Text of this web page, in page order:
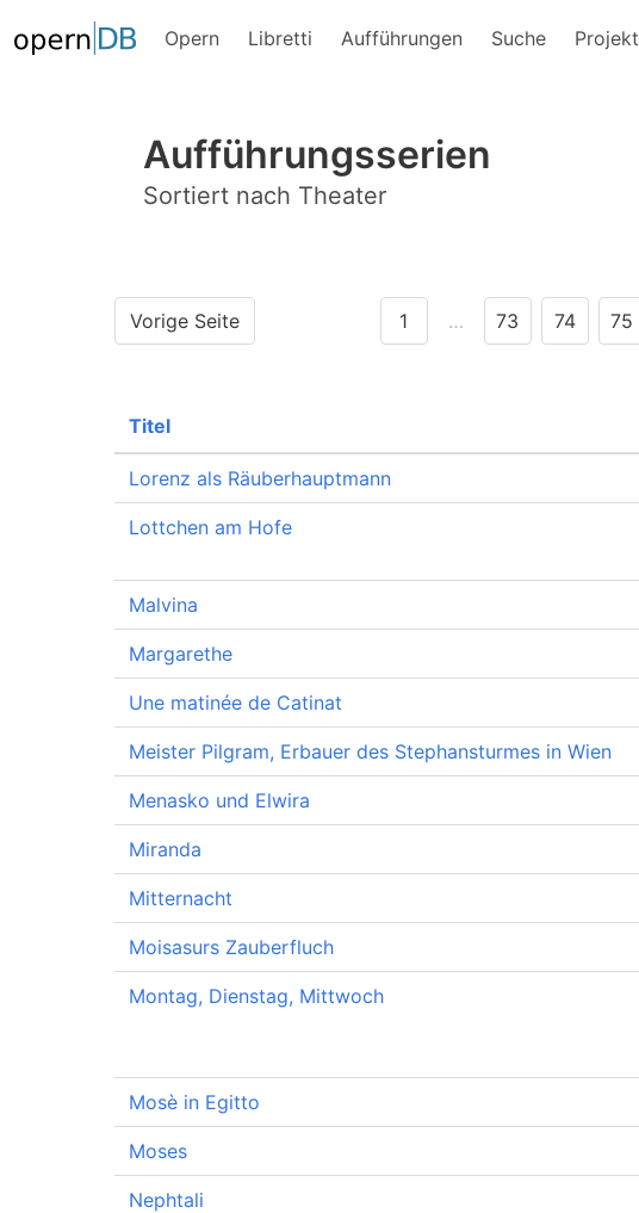
Opern Libretti Aufführungen Suche Projekt
Aufführungsserien
Sortiert nach Theater
Vorige Seite 1 … 73 74 75
Titel
Lorenz als Räuberhauptmann
Lottchen am Hofe
Malvina
Margarethe
Une matinée de Catinat
Meister Pilgram, Erbauer des Stephansturmes in Wien
Menasko und Elwira
Miranda
Mitternacht
Moisasurs Zauberfluch
Montag, Dienstag, Mittwoch
Mosè in Egitto
Moses
Nephtali